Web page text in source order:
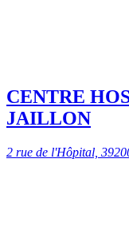
CENTRE
JAILLON
2 rue de l'Hôpital,